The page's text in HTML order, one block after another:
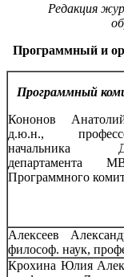
Редакция
Программный и
Программный
Кононов
д.ю.н.,
начальника
департамента
Программного
Алексеев
философ. наук,
Крохина Юлия